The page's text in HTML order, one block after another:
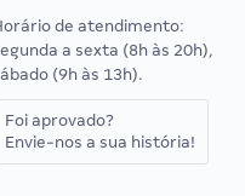
de atendimento:
a sexta (8h às 20h),
(9h às 13h).
Foi aprovado?
Envie-nos a sua história!